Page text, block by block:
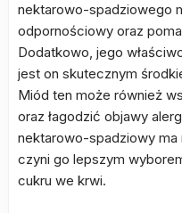
nektarowo-spadziowego
odpornościowy oraz
Dodatkowo, jego
jest on skutecznym
Miód ten może również
oraz łagodzić objawy
nektarowo-spadziowy ma
czyni go lepszym
cukru we krwi.